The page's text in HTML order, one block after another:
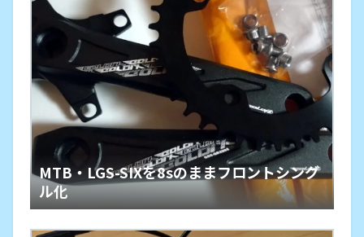
MTB・LGS-SIXを8sのままフロントシング
ル化